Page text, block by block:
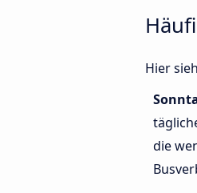
Hier
die